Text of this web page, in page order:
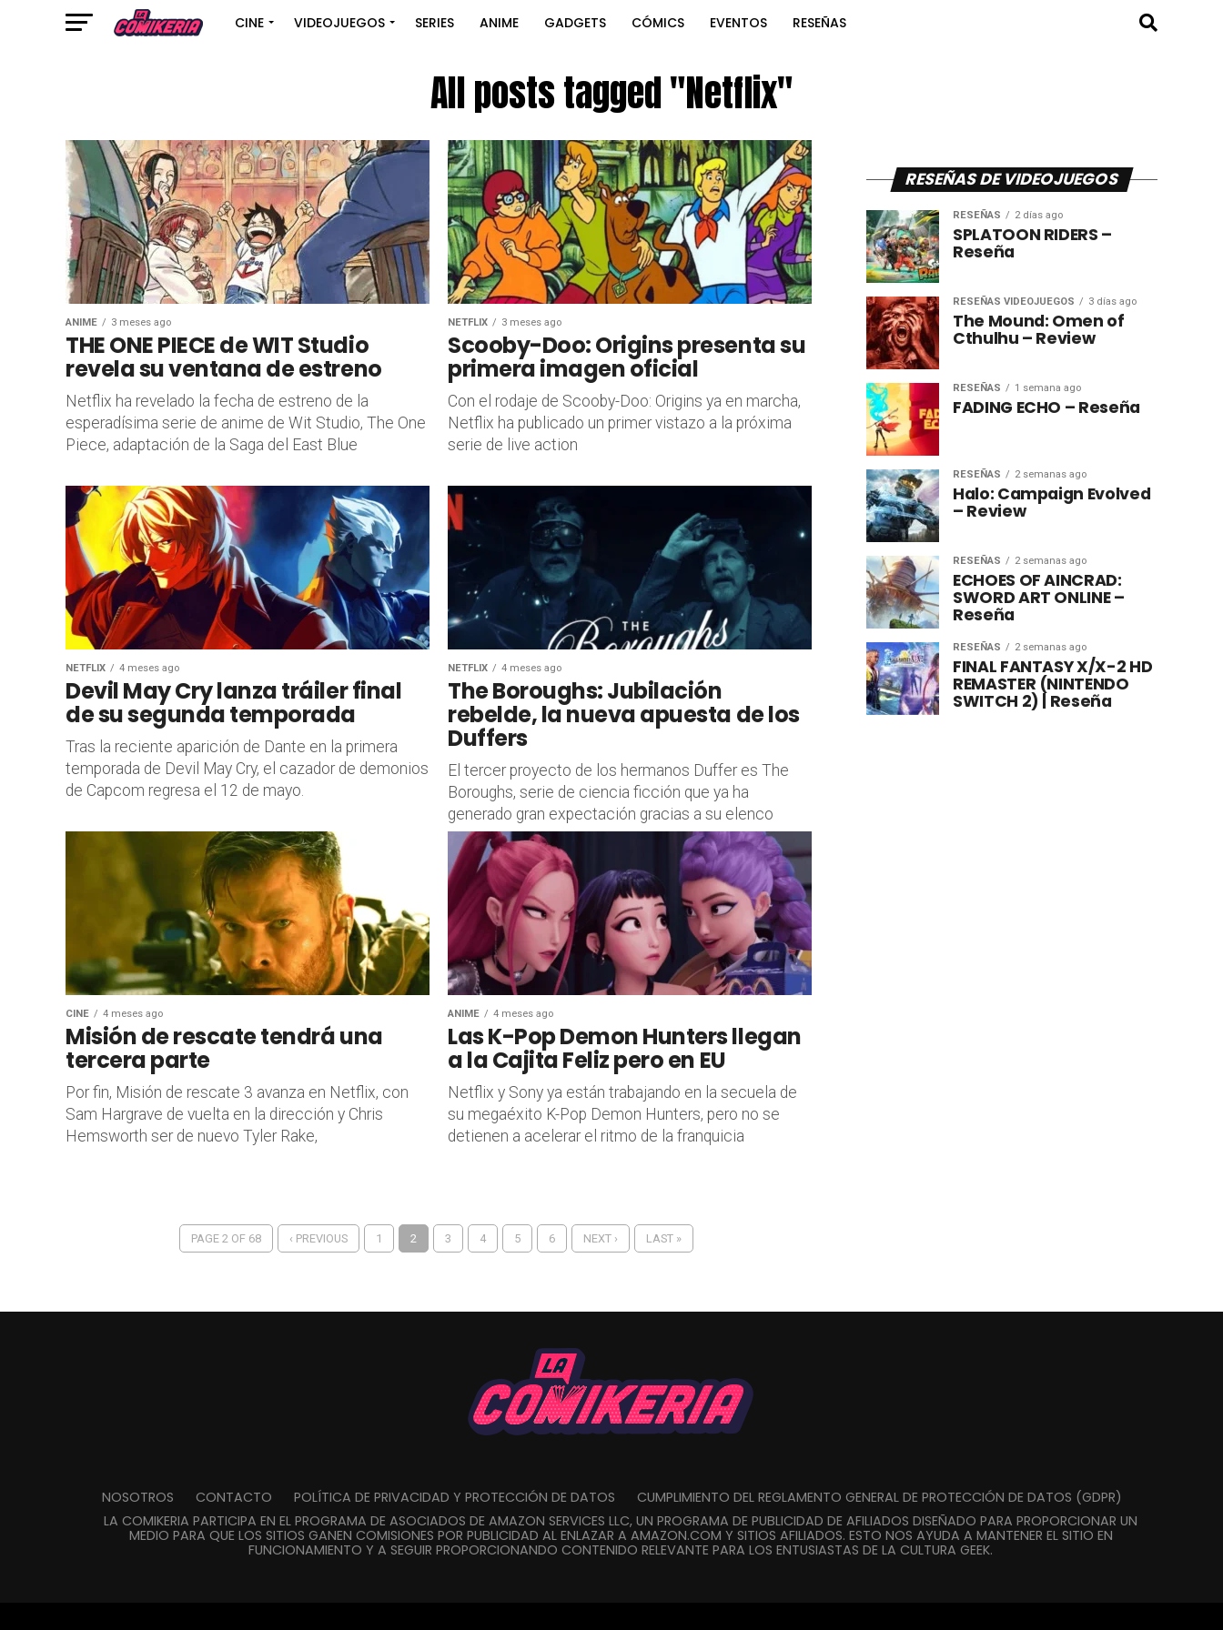
CINE VIDEOJUEGOS SERIES ANIME GADGETS CÓMICS EVENTOS RESEÑAS
All posts tagged "Netflix"
ANIME 3 meses ago
THE ONE PIECE de WIT Studio
revela su ventana de estreno
Netflix ha revelado la fecha de estreno de la
esperadísima serie de anime de Wit Studio, The One
Piece, adaptación de la Saga del East Blue
NETFLIX 3 meses ago
Scooby-Doo: Origins presenta su
primera imagen oficial
Con el rodaje de Scooby-Doo: Origins ya en marcha,
Netflix ha publicado un primer vistazo a la próxima
serie de live action
NETFLIX 4 meses ago
Devil May Cry lanza tráiler final
de su segunda temporada
Tras la reciente aparición de Dante en la primera
temporada de Devil May Cry, el cazador de demonios
de Capcom regresa el 12 de mayo.
NETFLIX 4 meses ago
The Boroughs: Jubilación
rebelde, la nueva apuesta de los
Duffers
El tercer proyecto de los hermanos Duffer es The
Boroughs, serie de ciencia ficción que ya ha
generado gran expectación gracias a su elenco
CINE 4 meses ago
Misión de rescate tendrá una
tercera parte
Por fin, Misión de rescate 3 avanza en Netflix, con
Sam Hargrave de vuelta en la dirección y Chris
Hemsworth ser de nuevo Tyler Rake,
ANIME 4 meses ago
Las K-Pop Demon Hunters llegan
a la Cajita Feliz pero en EU
Netflix y Sony ya están trabajando en la secuela de
su megaéxito K-Pop Demon Hunters, pero no se
detienen a acelerar el ritmo de la franquicia
PAGE 2 OF 68 ‹ PREVIOUS 1 2 3 4 5 6 NEXT › LAST »
RESEÑAS DE VIDEOJUEGOS
RESEÑAS 2 días ago
SPLATOON RIDERS –
Reseña
RESEÑAS VIDEOJUEGOS 3 días ago
The Mound: Omen of
Cthulhu – Review
RESEÑAS 1 semana ago
FADING ECHO – Reseña
RESEÑAS 2 semanas ago
Halo: Campaign Evolved
– Review
RESEÑAS 2 semanas ago
ECHOES OF AINCRAD:
SWORD ART ONLINE –
Reseña
RESEÑAS 2 semanas ago
FINAL FANTASY X/X-2 HD
REMASTER (NINTENDO
SWITCH 2) | Reseña
NOSOTROS CONTACTO POLÍTICA DE PRIVACIDAD Y PROTECCIÓN DE DATOS
CUMPLIMIENTO DEL REGLAMENTO GENERAL DE PROTECCIÓN DE DATOS (GDPR)
LA COMIKERIA PARTICIPA EN EL PROGRAMA DE ASOCIADOS DE AMAZON SERVICES LLC, UN PROGRAMA DE PUBLICIDAD DE AFILIADOS DISEÑADO PARA PROPORCIONAR UN
MEDIO PARA QUE LOS SITIOS GANEN COMISIONES POR PUBLICIDAD AL ENLAZAR A AMAZON.COM Y SITIOS AFILIADOS. ESTO NOS AYUDA A MANTENER EL SITIO EN
FUNCIONAMIENTO Y A SEGUIR PROPORCIONANDO CONTENIDO RELEVANTE PARA LOS ENTUSIASTAS DE LA CULTURA GEEK.